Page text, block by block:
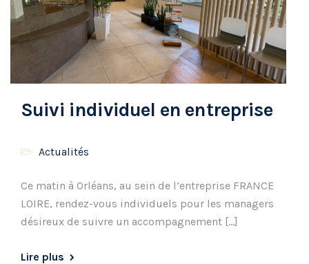
Suivi individuel en entreprise
Actualités
Ce matin à Orléans, au sein de l’entreprise FRANCE
LOIRE, rendez-vous individuels pour les managers
désireux de suivre un accompagnement […]
Lire plus